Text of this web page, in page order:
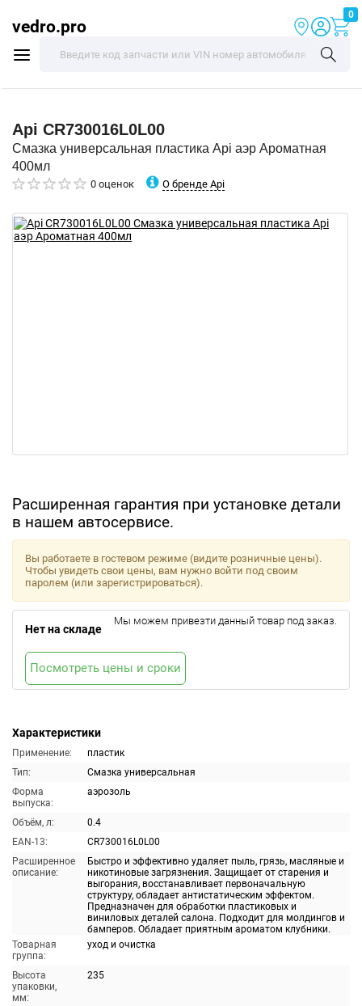
vedro.pro
0
Api CR730016L0L00
Смазка универсальная пластика Api аэр Ароматная
400мл
0 оценок О бренде Api
Расширенная гарантия при установке детали
в нашем автосервисе.
Характеристики
Применение:
пластик
Тип:
Смазка универсальная
Форма
выпуска:
аэрозоль
Объём, л:
0.4
EAN-13:
CR730016L0L00
Расширенное
описание:
Быстро и эффективно удаляет пыль, грязь, масляные и
никотиновые загрязнения. Защищает от старения и
выгорания, восстанавливает первоначальную
структуру, обладает антистатическим эффектом.
Предназначен для обработки пластиковых и
виниловых деталей салона. Подходит для молдингов и
бамперов. Обладает приятным ароматом клубники.
Товарная
группа:
уход и очистка
Высота
упаковки,
мм:
235
Вы работаете в гостевом режиме (видите розничные цены).
Чтобы увидеть свои цены, вам нужно войти под своим
паролем (или зарегистрироваться).
Нет на складе
Мы можем привезти данный товар под заказ.
Посмотреть цены и сроки